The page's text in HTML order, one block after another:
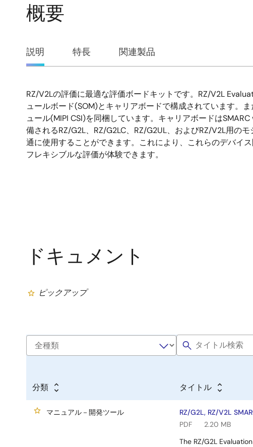
概要
概
説明 特長 関連製品
説
明
RZ/V2Lの評価に最適な評価ボードキットです。RZ/V2L
ュールボード(SOM)とキャリアボードで構成されています。
ュール(MIPI CSI)を同梱しています。キャリアボードはSMARC
備されるRZ/G2L、RZ/G2LC、RZ/G2UL、およびRZ/V2L用の
通に使用することができます。これにより、これらのデバイ
フレキシブルな評価が体験できます。
ドキュメント
ピックアップ
分類 タイトル
マニュアル－開発ツール
RZ/G2L, RZ/V2L
PDF
2.20 MB
The RZ/G2L